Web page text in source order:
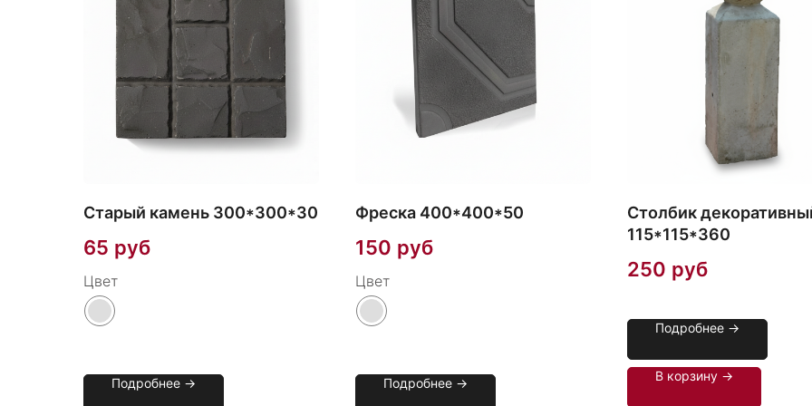
Старый камень 300*300*30
65 руб
Цвет
Подробнее →
Фреска 400*400*50
150 руб
Цвет
Подробнее →
Столбик
115*115*360
250 руб
Подробнее →
В корзину →